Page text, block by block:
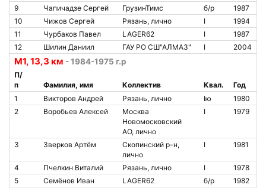
9 Чапичадзе Сергей ГрузинТимс б/р
1987
10
Чижов Сергей Рязань, лично I
1994
11
Чурбаков Павел LAGER62 I
1987
12
Шилин Даниил ГАУ РО СШ"АЛМАЗ" I 2004
М1, 13,3 км - 1984-1975 г.р
П/
п
Фамилия, имя Коллектив Квал.
Год
1
Викторов Андрей Рязань, лично Iю
1980
2
Воробьев Алексей
Москва
Новомосковский
АО, лично
I 1979
3 Зверков Артём
Скопинский р-н,
лично
I 1981
4 Пчелкин Виталий Рязань, лично I
1978
5
Семёнов Иван LAGER62 б/р 1982